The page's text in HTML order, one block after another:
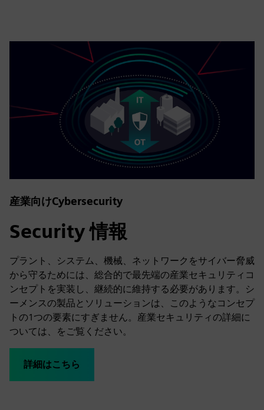
産業向けCybersecurity
Security 情報
プラント、システム、機械、ネットワークをサイバー脅威
から守るためには、総合的で最先端の産業セキュリティコ
ンセプトを実装し、継続的に維持する必要があります。シ
ーメンスの製品とソリューションは、このようなコンセプ
トの1つの要素にすぎません。産業セキュリティの詳細に
ついては、をご覧ください。
詳細はこちら